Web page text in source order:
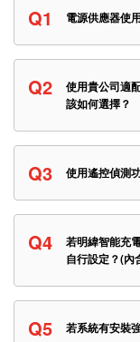
Q1 電源供應器使
Q2
使用貴公司適
該如何選擇？
Q3 使用遙控偵測
Q4
若明緯智能充
自行設定？(內
Q5 若系統有安裝